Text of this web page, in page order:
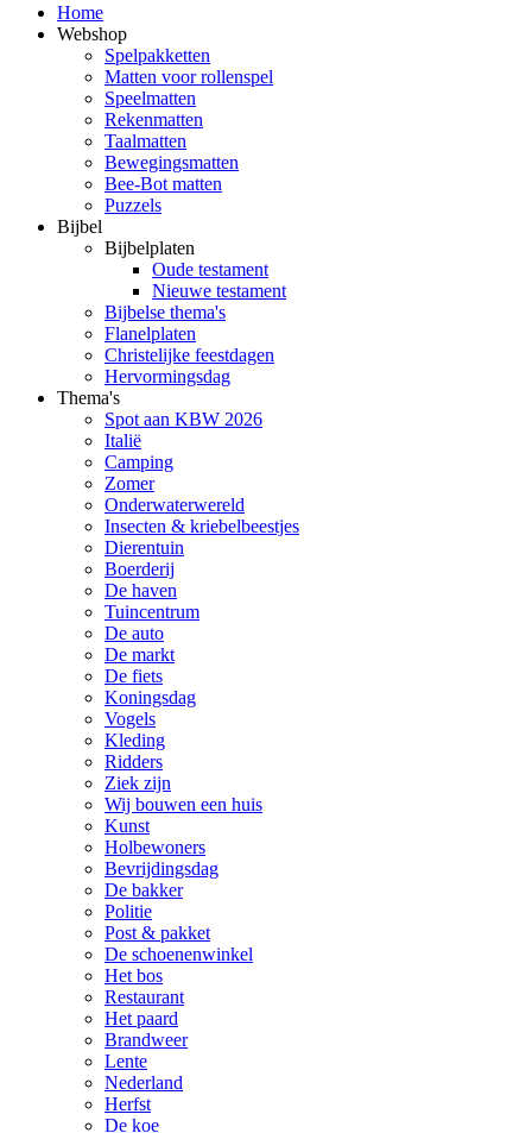
Home
Webshop
Spelpakketten
Matten voor rollenspel
Speelmatten
Rekenmatten
Taalmatten
Bewegingsmatten
Bee-Bot matten
Puzzels
Bijbel
Bijbelplaten
Oude testament
Nieuwe testament
Bijbelse thema's
Flanelplaten
Christelijke feestdagen
Hervormingsdag
Thema's
Spot aan KBW 2026
Italië
Camping
Zomer
Onderwaterwereld
Insecten & kriebelbeestjes
Dierentuin
Boerderij
De haven
Tuincentrum
De auto
De markt
De fiets
Koningsdag
Vogels
Kleding
Ridders
Ziek zijn
Wij bouwen een huis
Kunst
Holbewoners
Bevrijdingsdag
De bakker
Politie
Post & pakket
De schoenenwinkel
Het bos
Restaurant
Het paard
Brandweer
Lente
Nederland
Herfst
De koe